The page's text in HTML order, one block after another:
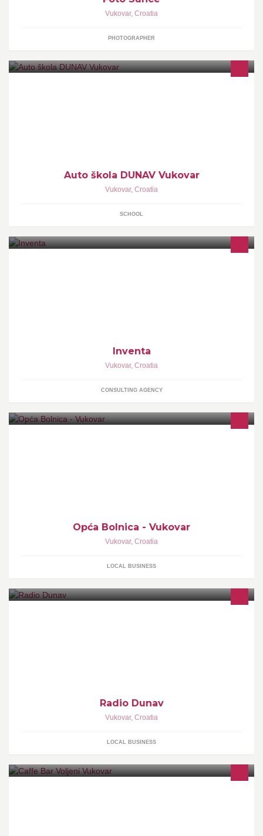
Vukovar, Croatia
PHOTOGRAPHER
Auto škola DUNAV Vukovar
Vukovar, Croatia
SCHOOL
Inventa
Vukovar, Croatia
CONSULTING AGENCY
Opća Bolnica - Vukovar
Vukovar, Croatia
LOCAL BUSINESS
Radio Dunav
Vukovar, Croatia
LOCAL BUSINESS